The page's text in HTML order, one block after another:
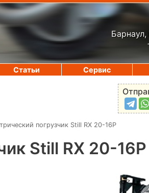
погрузчик Still RX 20-16P
Still RX 20-16P
Статьи Сервис